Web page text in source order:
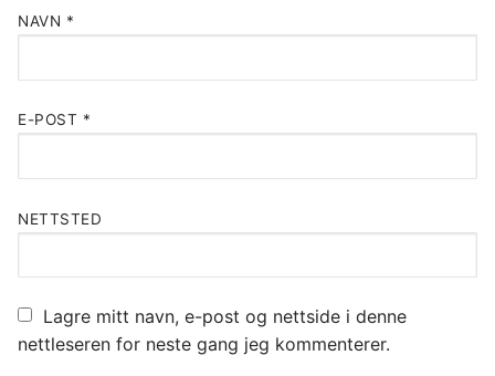
NAVN *
E-POST *
NETTSTED
Lagre mitt navn, e-post og nettside i denne
nettleseren for neste gang jeg kommenterer.